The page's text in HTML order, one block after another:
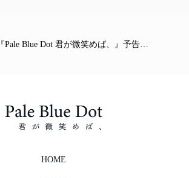
『Pale Blue Dot 君が微笑めば、』予告…
HOME